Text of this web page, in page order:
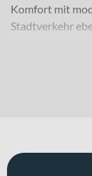
Komfort mit
Stadtverkehr
Der Rahmen